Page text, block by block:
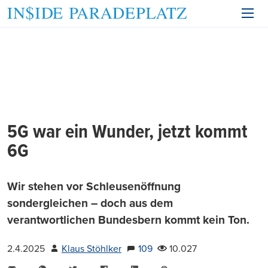
5G war ein Wunder, jetzt kommt
6G
Wir stehen vor Schleusenöffnung
sondergleichen – doch aus dem
verantwortlichen Bundesbern kommt kein Ton.
2.4.2025 Klaus Stöhlker 109
10.027